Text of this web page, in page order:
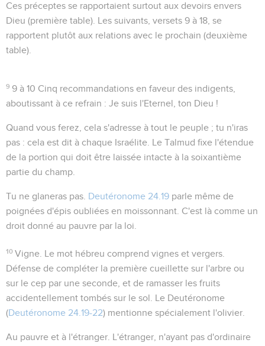
Ces préceptes se rapportaient surtout aux devoirs envers
Dieu (première table). Les suivants, versets 9 à 18, se
rapportent plutôt aux relations avec le prochain (deuxième
table).
9 9 à 10 Cinq recommandations en faveur des indigents,
aboutissant à ce refrain : Je suis l'Eternel, ton Dieu !
Quand vous ferez , cela s'adresse à tout le peuple ; tu n'iras
pas : cela est dit à chaque Israélite. Le Talmud fixe l'étendue
de la portion qui doit être laissée intacte à la soixantième
partie du champ.
Tu ne glaneras pas Deutéronome 24.19 parle même de
poignées d'épis oubliées en moissonnant. C'est là comme un
droit donné au pauvre par la loi.
10 Vigne . Le mot hébreu comprend vignes et vergers.
Défense de compléter la première cueillette sur l'arbre ou
sur le cep par une seconde, et de ramasser les fruits
accidentellement tombés sur le sol. Le Deutéronome
(Deutéronome 24.19-22) mentionne spécialement l'olivier.
Au pauvre et à l'étranger . L'étranger, n'ayant pas d'ordinaire